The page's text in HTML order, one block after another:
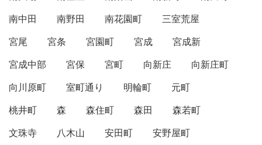
南中田
南野田 南花園町
三室荒屋
宮尾
宮条 宮園町 宮成
宮成新
宮成中部
宮保 宮町 向新庄
向新庄町
向川原町
室町通り 明輪町
元町
桃井町
森 森住町 森田
森若町
文珠寺
八木山 安田町 安野屋町